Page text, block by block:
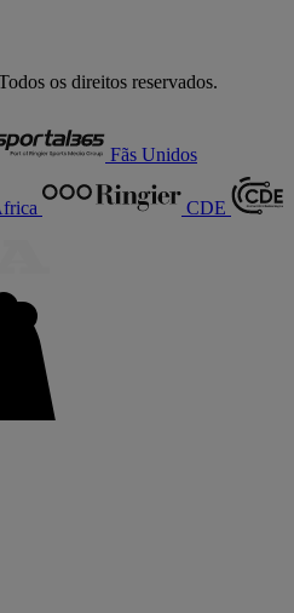
os direitos reservados.
Fãs Unidos
CDE